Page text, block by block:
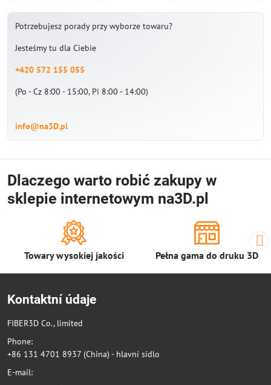
Potrzebujesz porady przy wyborze towaru?
Jesteśmy tu dla Ciebie
+420 572 155 055
(Po - Cz 8:00 - 15:00, Pi 8:00 - 14:00)
info@na3D.pl
Dlaczego warto robić zakupy w
sklepie internetowym na3D.pl
Towary wysokiej jakości Pełna gama do druku 3D
Kontaktní údaje
FIBER3D Co., limited
Phone:
+86 131 4701 8937 (China) - hlavní sídlo
E-mail: